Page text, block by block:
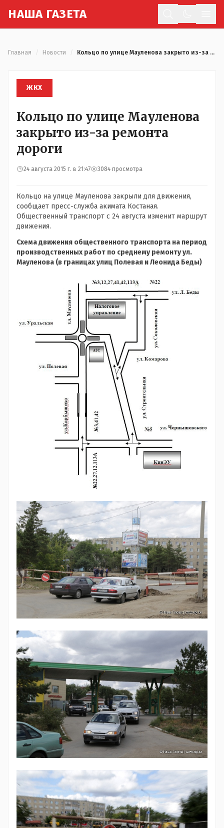
НАША ГАЗЕТА
Главная Новости Кольцо по улице Мауленова закрыто из-за ремонта дороги
ЖКХ
Кольцо по улице Мауленова
закрыто из-за ремонта
дороги
24 августа 2015 г. в 21:47 3084 просмотра
Кольцо на улице Мауленова закрыли для движения,
сообщает пресс-служба акимата Костаная.
Общественный транспорт с 24 августа изменит маршрут
движения.
Схема движения общественного транспорта на период
производственных работ по среднему ремонту ул.
Мауленова (в границах улиц Полевая и Леонида Беды)